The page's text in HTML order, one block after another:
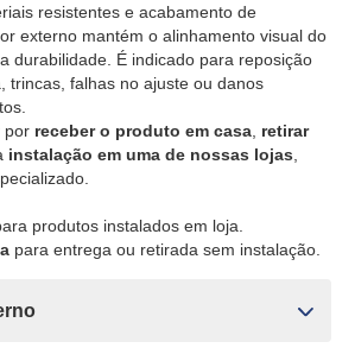
resistentes e acabamento de
externo mantém o alinhamento visual do
durabilidade. É indicado para reposição
trincas, falhas no ajuste ou danos
por receber o produto em casa retirar
instalação em uma de nossas lojas
produtos instalados em loja.
para entrega ou retirada sem instalação.